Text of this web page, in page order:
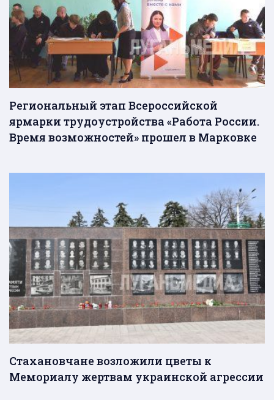
Региональный этап Всероссийской
ярмарки трудоустройства «Работа России.
Время возможностей» прошел в Марковке
Стахановчане возложили цветы к
Мемориалу жертвам украинской агрессии